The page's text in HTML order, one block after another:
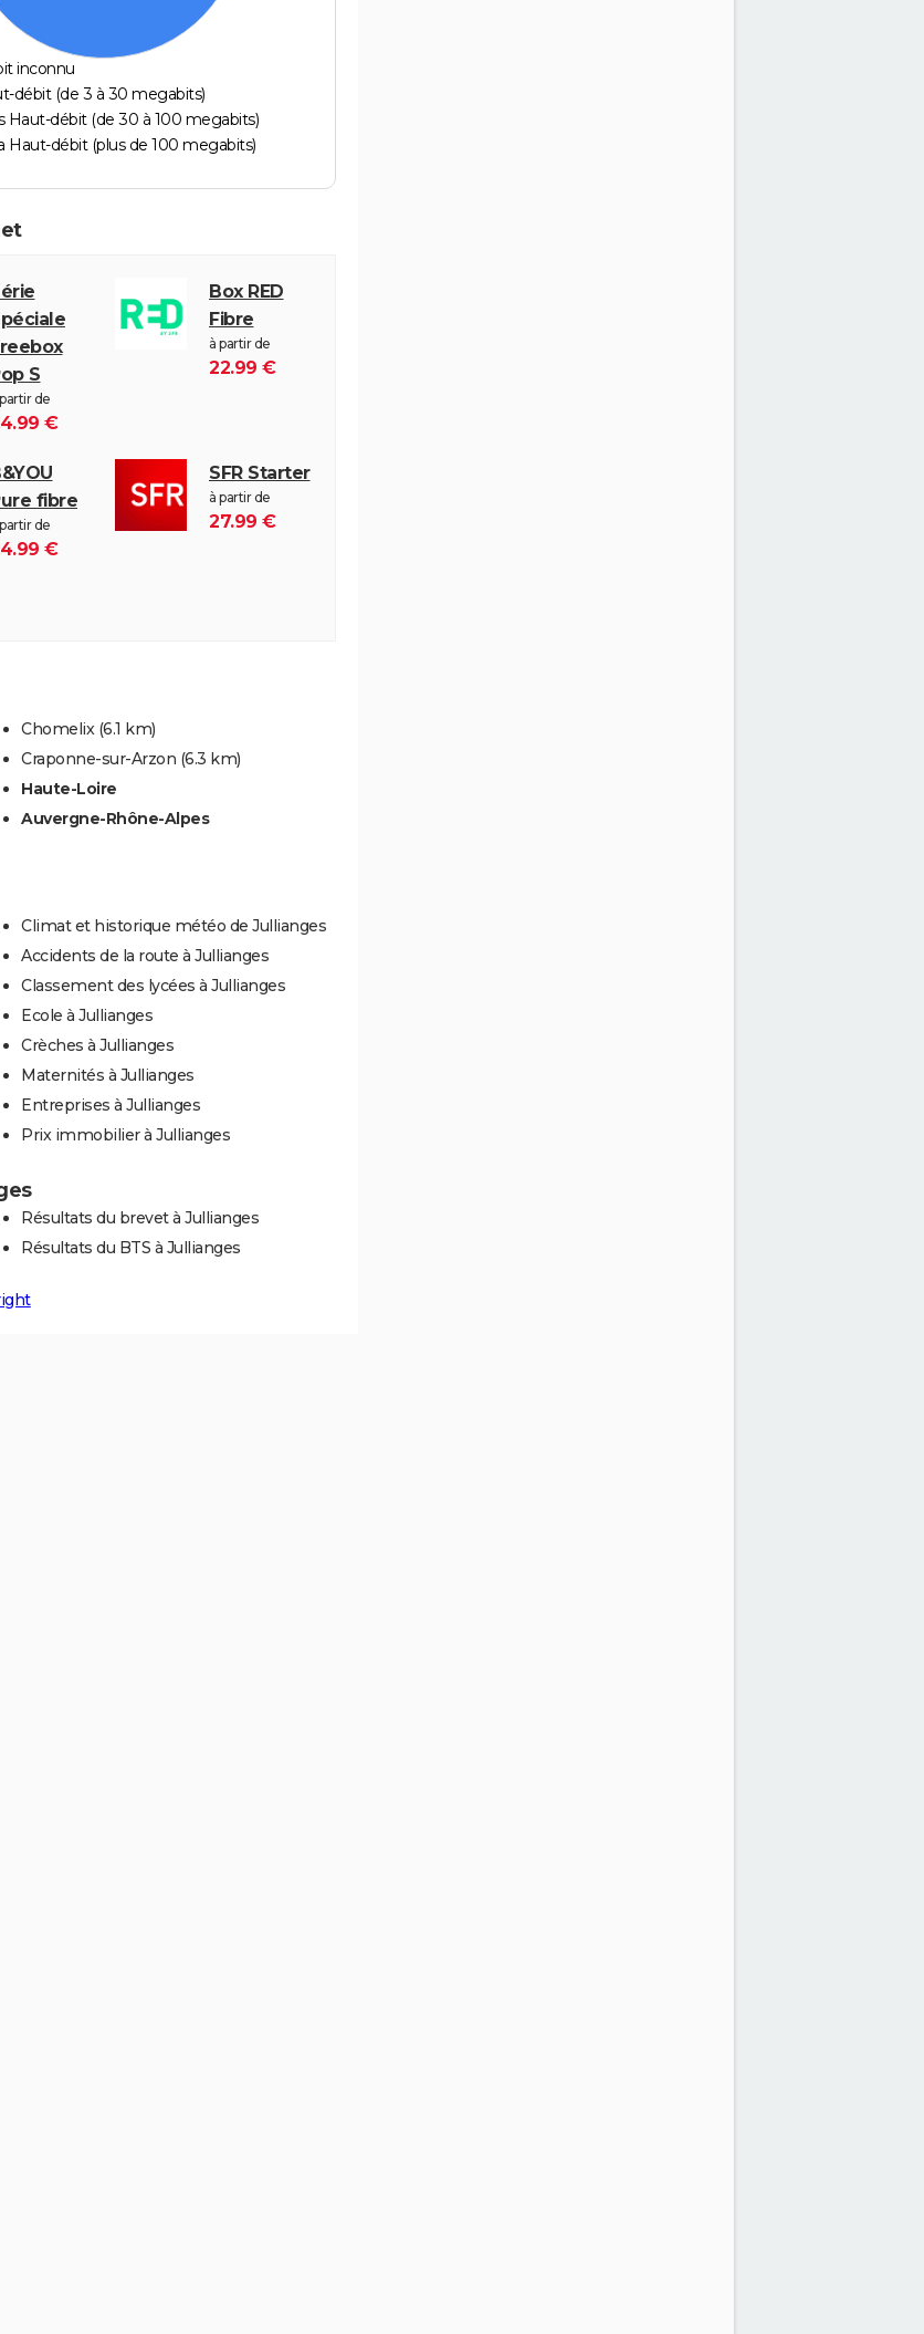
inconnu
débit (de 3 à 30 megabits)
Haut-débit (de 30 à 100 megabits)
Haut-débit (plus de 100 megabits)
S
de
€
Box RED
Fibre
à partir de
22.99 €
fibre
de
€
SFR Starter
à partir de
27.99 €
Chomelix (6.1 km)
Craponne-sur-Arzon (6.3 km)
Haute-Loire
Auvergne-Rhône-Alpes
Climat et historique météo de Jullianges
Accidents de la route à Jullianges
Classement des lycées à Jullianges
Ecole à Jullianges
Crèches à Jullianges
Maternités à Jullianges
Entreprises à Jullianges
Prix immobilier à Jullianges
Résultats du brevet à Jullianges
Résultats du BTS à Jullianges